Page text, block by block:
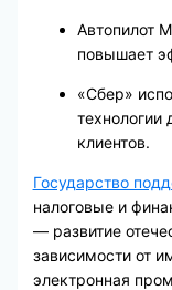
Автопилот
повышает
«Сбер»
технологии
клиентов.
Государство
налоговые и
— развитие
зависимости от
электронная